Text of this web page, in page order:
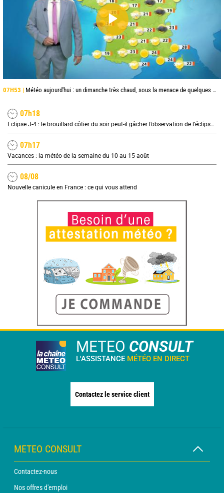
07H53 | Météo aujourd'hui : un dimanche très chaud, sous la menace de quelques orages
07h18
Eclipse J-4 : le brouillard côtier du soir peut-il gâcher l’observation de l’éclipse à la plage ?
07h17
Vacances : la météo de la semaine du 10 au 15 août
08/08
Nouvelle canicule en France : ce qui vous attend
METEO CONSULT
L'ASSISTANCE MÉTÉO EN DIRECT
Contactez le service client
METEO CONSULT
Contactez-nous
Nos offres d'emploi